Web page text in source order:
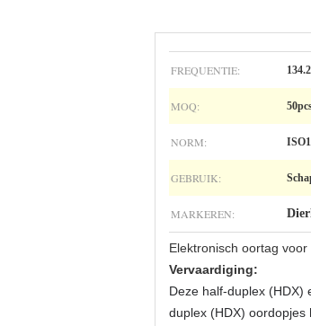
FREQUENTIE:
MOQ:
NORM:
GEBRUIK:
MARKEREN:
Elektronisch oortag
Vervaardiging:
Deze half-duplex (HDX)
duplex (HDX) oordopjes